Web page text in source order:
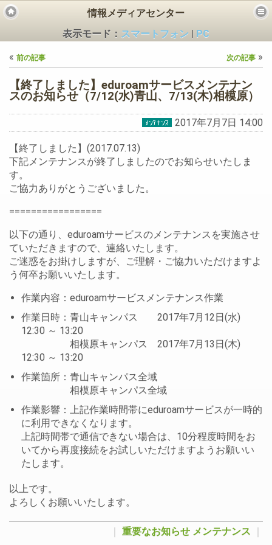
情報メディアセンター
表示モード： スマートフォン
PC
« 前の記事 次の記事 »
【終了しました】eduroamサービスメンテナン
スのお知らせ（7/12(水)青山、7/13(木)相模原）
2017年7月7日 14:00
【終了しました】(2017.07.13)
下記メンテナンスが終了しましたのでお知らせいたしま
す。
ご協力ありがとうございました。
=================
以下の通り、eduroamサービスのメンテナンスを実施させ
ていただきますので、連絡いたします。
ご迷惑をお掛けしますが、ご理解・ご協力いただけますよ
う何卒お願いいたします。
作業内容：eduroamサービスメンテナンス作業
作業日時：青山キャンパス 2017年7月12日(水)
12:30 ～ 13:20
相模原キャンパス 2017年7月13日(木)
12:30 ～ 13:20
作業箇所：青山キャンパス全域
相模原キャンパス全域
作業影響：上記作業時間帯にeduroamサービスが一時的
に利用できなくなります。
上記時間帯で通信できない場合は、10分程度時間をお
いてから再度接続をお試しいただけますようお願いい
たします。
以上です。
よろしくお願いいたします。
重要なお知らせ メンテナンス